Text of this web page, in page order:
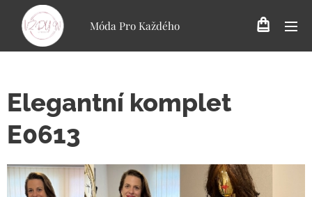
Móda Pro Každého
Elegantní komplet
E0613